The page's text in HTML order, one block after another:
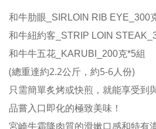
和牛肋眼_SIRLOIN RIB EYE_300
和牛紐約客_STRIP LOIN
和牛牛五花_KARUBI_200克*5組
(總重達約2.2公斤，約5-6人份)
只需簡單炙烤或快煎，就能享受到
品嘗入口即化的極致美味！
宮崎牛霜降肉質的滑嫰口感和特有